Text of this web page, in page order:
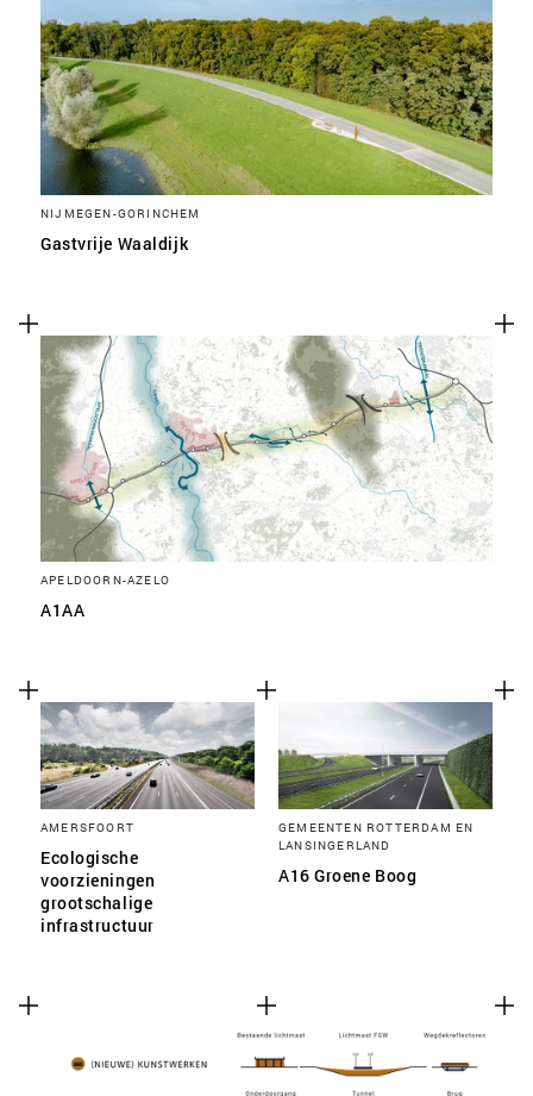
NIJMEGEN-GORINCHEM
Gastvrije Waaldijk
APELDOORN-AZELO
A1AA
AMERSFOORT
Ecologische
voorzieningen
grootschalige
infrastructuur
GEMEENTEN ROTTERDAM EN
LANSINGERLAND
A16 Groene Boog
SLA VOORKEUREN OP